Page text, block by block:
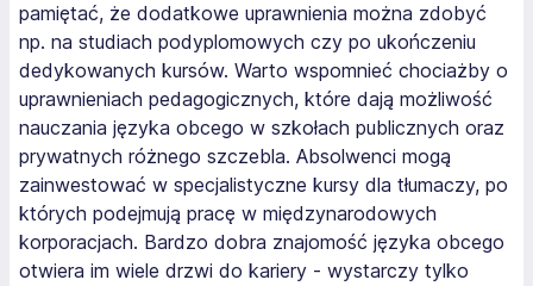
pamiętać, że dodatkowe uprawnienia można zdobyć
np. na studiach podyplomowych czy po ukończeniu
dedykowanych kursów. Warto wspomnieć chociażby o
uprawnieniach pedagogicznych, które dają możliwość
nauczania języka obcego w szkołach publicznych oraz
prywatnych różnego szczebla. Absolwenci mogą
zainwestować w specjalistyczne kursy dla tłumaczy, po
których podejmują pracę w międzynarodowych
korporacjach. Bardzo dobra znajomość języka obcego
otwiera im wiele drzwi do kariery - wystarczy tylko